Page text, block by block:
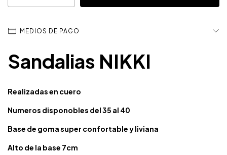
MEDIOS DE PAGO
Sandalias NIKKI
Realizadas en cuero
Numeros disponobles del 35 al 40
Base de goma super confortable y liviana
Alto de la base 7cm